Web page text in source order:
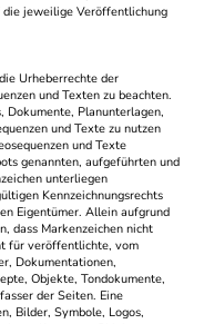
die jeweilige Veröffentlichung
Urheberrechte der
und Texten zu beachten.
Dokumente, Planunterlagen,
und Texte zu nutzen
und Texte
genannten, aufgeführten und
unterliegen
Kennzeichnungsrechts
Eigentümer. Allein aufgrund
dass Markenzeichen nicht
für veröffentlichte, vom
Dokumentationen,
Objekte, Tondokumente,
der Seiten. Eine
Bilder, Symbole, Logos,